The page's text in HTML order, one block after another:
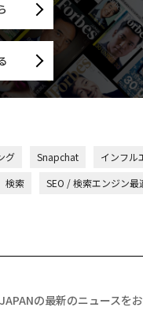
グ Snapchat インフル
検索 SEO / 検索エンジン最
の最新のニュースを